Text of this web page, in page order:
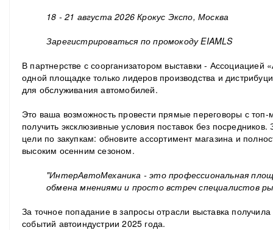
18 - 21 августа 2026Крокус Экспо, Москва
Зарегистрироваться по промокоду EIAMLS
В партнерстве с соорганизатором выставки -
одной площадке только лидеров производства и
для обслуживания автомобилей.
Это ваша возможность провести прямые переговоры с
получить эксклюзивные условия поставок без
цели по закупкам: обновите ассортимент магазина и
высоким осенним сезоном.
"ИнтерАвтоМеханика - это профессиональная
обмена мнениями и просто встреч специалистов
За точное попадание в запросы отрасли выставка
событий автоиндустрии 2025 года.